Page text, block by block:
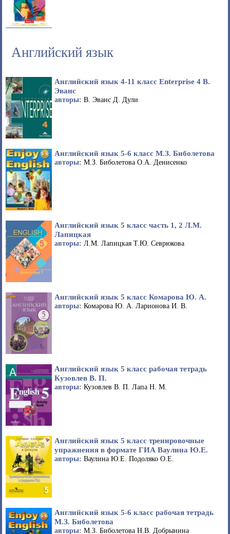
Английский язык
Английский язык 4-11 класс Enterprise 4 В.
Эванс
авторы: В. Эванс Д. Дули
Английский язык 5-6 класс М.З. Биболетова
авторы: М.З. Биболетова О.А. Денисенко
Английский язык 5 класс часть 1, 2 Л.М.
Лапицкая
авторы: Л.М. Лапицкая Т.Ю. Севрюкова
Английский язык 5 класс Комарова Ю. А.
авторы: Комарова Ю. А. Ларионова И. В.
Английский язык 5 класс рабочая тетрадь
Кузовлев В. П.
авторы: Кузовлев В. П. Лапа Н. М.
Английский язык 5 класс тренировочные
упражнения в формате ГИА Ваулина Ю.Е.
авторы: Ваулина Ю.Е. Подоляко О.Е.
Английский язык 5-6 класс рабочая тетрадь
М.З. Биболетова
авторы: М.З. Биболетова Н.В. Добрынина